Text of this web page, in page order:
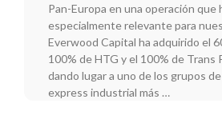
Pan-Europa en una operación que
especialmente relevante para
Everwood Capital ha adquirido el
100% de HTG y el 100% de Trans
dando lugar a uno de los grupos
express industrial más …